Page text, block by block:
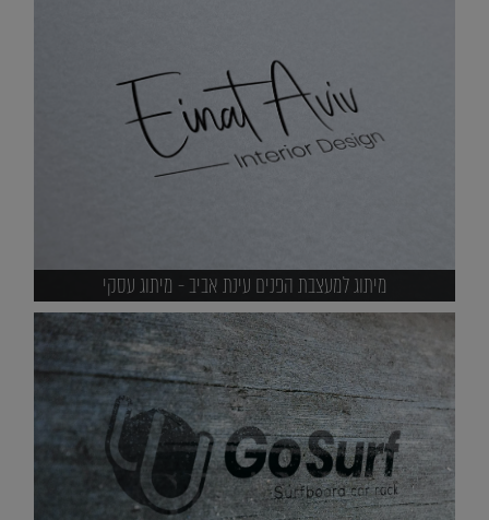
מיתוג למעצבת הפנים עינת אביב - מיתוג עסקי